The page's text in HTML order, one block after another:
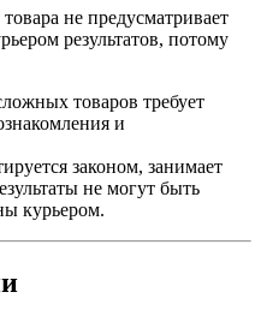
не предусматривает
результатов, потому
товаров требует
и
законом, занимает
не могут быть
курьером.